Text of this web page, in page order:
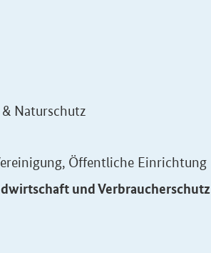
Naturschutz
Öffentliche Einrichtung
und Verbraucherschutz